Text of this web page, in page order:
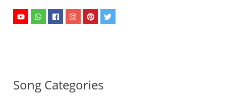
Song Categories